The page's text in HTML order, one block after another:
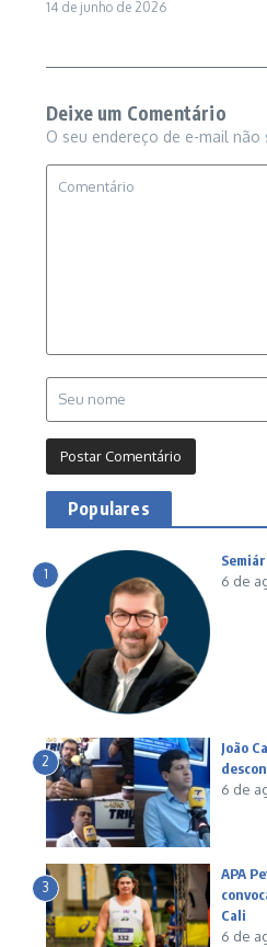
14 de junho de 2026
Deixe um Comentário
O seu endereço de e-mail não
Populares
1
6 de
2
João
6 de
3
APA
Cali
6 de